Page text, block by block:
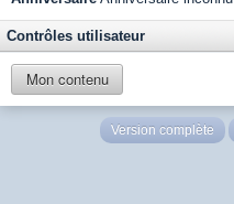
Contrôles utilisateur
Mon contenu
Version complète